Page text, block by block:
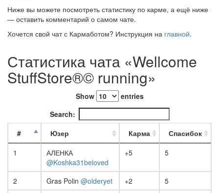
Ниже вы можете посмотреть статистику по карме, а ещё ниже
— оставить комментарий о самом чате.
Хочется свой чат с Кармаботом? Инструкция на главной.
Статистика чата «Wellcome
StuffStore®© running»
Show
entries
Search:
#
Юзер Карма
Спасибок
1
АЛЕНКА
@Koshka31beloved
+5 5
2 Gras Polin @olderyet +2
5